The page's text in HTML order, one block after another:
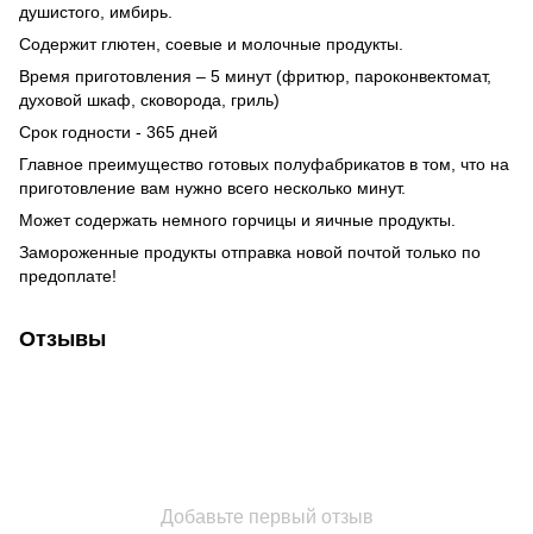
душистого, имбирь.
Содержит глютен, соевые и молочные продукты.
Время приготовления – 5 минут (фритюр, пароконвектомат,
духовой шкаф, сковорода, гриль)
Срок годности - 365 дней
Главное преимущество готовых полуфабрикатов в том, что на
приготовление вам нужно всего несколько минут.
Может содержать немного горчицы и яичные продукты.
Замороженные продукты отправка новой почтой только по
предоплате!
Отзывы
Добавьте первый отзыв